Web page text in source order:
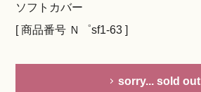
ソフトカバー
[ 商品番号 Ｎ゜sf1-63 ]
sorry... sold out